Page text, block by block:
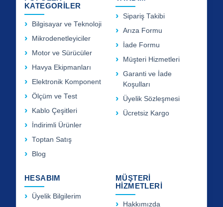
KATEGORİLER
Bilgisayar ve Teknoloji
Mikrodenetleyiciler
Motor ve Sürücüler
Havya Ekipmanları
Elektronik Komponent
Ölçüm ve Test
Kablo Çeşitleri
İndirimli Ürünler
Toptan Satış
Blog
Sipariş Takibi
Arıza Formu
İade Formu
Müşteri Hizmetleri
Garanti ve İade
Koşulları
Üyelik Sözleşmesi
Ücretsiz Kargo
HESABIM
Üyelik Bilgilerim
MÜŞTERİ
HİZMETLERİ
Hakkımızda